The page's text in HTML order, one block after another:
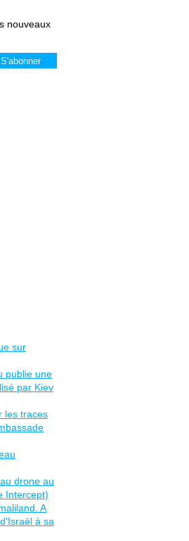
nouveaux